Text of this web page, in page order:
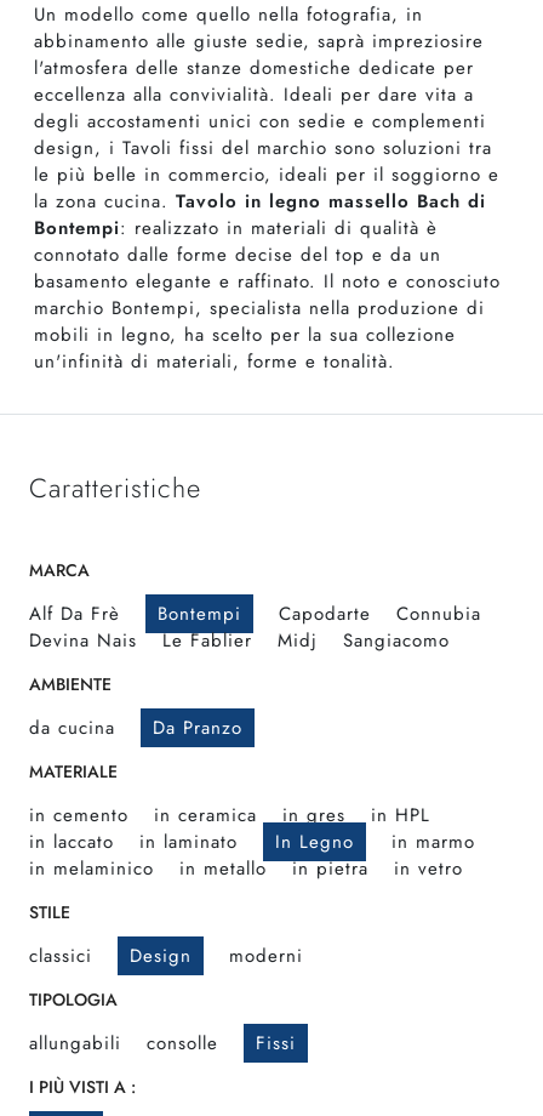
Un modello come quello nella fotografia, in
abbinamento alle giuste sedie, saprà impreziosire
l'atmosfera delle stanze domestiche dedicate per
eccellenza alla convivialità. Ideali per dare vita a
degli accostamenti unici con sedie e complementi
design, i Tavoli fissi del marchio sono soluzioni tra
le più belle in commercio, ideali per il soggiorno e
la zona cucina. Tavolo in legno massello Bach di
Bontempi: realizzato in materiali di qualità è
connotato dalle forme decise del top e da un
basamento elegante e raffinato. Il noto e conosciuto
marchio Bontempi, specialista nella produzione di
mobili in legno, ha scelto per la sua collezione
un'infinità di materiali, forme e tonalità.
Caratteristiche
MARCA
Alf Da Frè Bontempi Capodarte
Connubia
Devina Nais
Le Fablier Midj Sangiacomo
AMBIENTE
da cucina Da Pranzo
MATERIALE
in cemento in ceramica in gres
in HPL
in laccato
in laminato In Legno
in marmo
in melaminico
in metallo in pietra in vetro
STILE
classici Design moderni
TIPOLOGIA
allungabili consolle Fissi
I PIÙ VISTI A :